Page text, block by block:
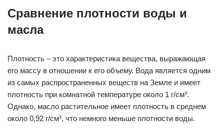
Сравнение плотности воды и
масла
Плотность – это характеристика вещества, выражающая
его массу в отношении к его объему. Вода является одним
из самых распространенных веществ на Земле и имеет
плотность при комнатной температуре около 1 г/см³.
Однако, масло растительное имеет плотность в среднем
около 0,92 г/см³, что немного меньше плотности воды.